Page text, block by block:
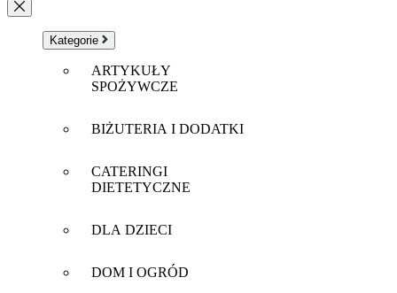
Kategorie
ARTYKUŁY
SPOŻYWCZE
BIŻUTERIA I DODATKI
CATERINGI
DIETETYCZNE
DLA DZIECI
DOM I OGRÓD